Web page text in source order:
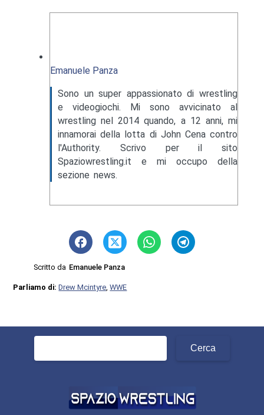
Emanuele Panza
Sono un super appassionato di wrestling
e videogiochi. Mi sono avvicinato al
wrestling nel 2014 quando, a 12 anni, mi
innamorai della lotta di John Cena contro
l'Authority. Scrivo per il sito
Spaziowrestling.it e mi occupo della
sezione news.
Scritto da Emanuele Panza
Parliamo di:Drew Mcintyre,WWE
Ricerca